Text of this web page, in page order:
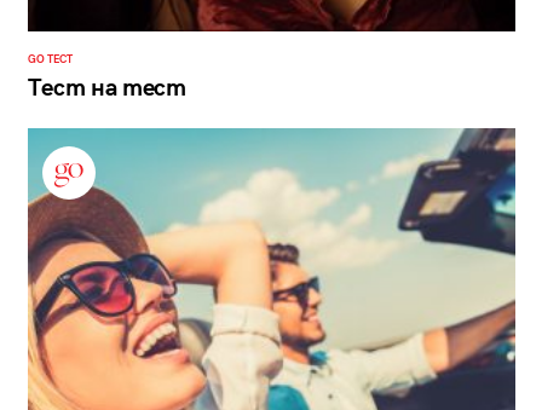
GO ТЕСТ
Тест на тест